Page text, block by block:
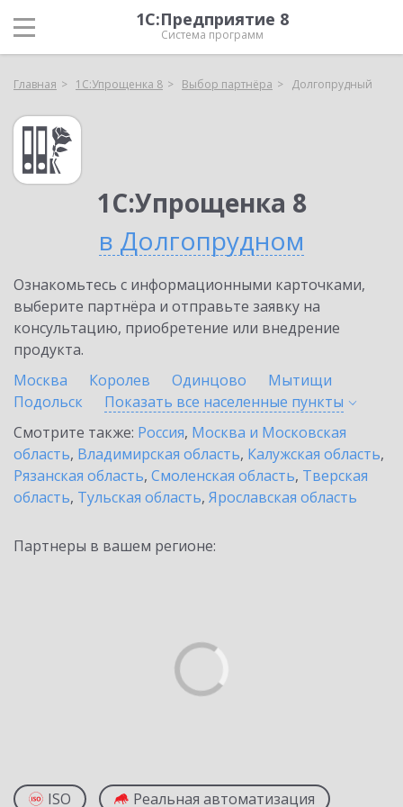
1С:Предприятие 8
Система программ
Главная 1С:Упрощенка 8 Выбор партнёра Долгопрудный
1С:Упрощенка 8
в Долгопрудном
Ознакомьтесь с информационными карточками,
выберите партнёра и отправьте заявку на
консультацию, приобретение или внедрение
продукта.
Москва
Королев Одинцово
Мытищи
Подольск
Показать все населенные пункты
Смотрите также: Россия, Москва и Московская
область, Владимирская область, Калужская область,
Рязанская область, Смоленская область, Тверская
область, Тульская область, Ярославская область
Партнеры в вашем регионе:
ISO Реальная автоматизация